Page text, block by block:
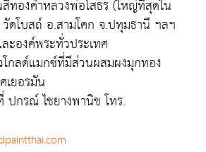
ทองคำหลวงพ่อโสธร (ใหญ่ที่สุดใน
ดโบสถ์ อ.สามโคก จ.ปทุมธานี ฯลฯ
องค์พระทั่วประเทศ
กลด์แมกซ์ที่มีส่วนผสมผงมุกทอง
ยอรมัน
ปกรณ์ ไชยางพานิช โทร.